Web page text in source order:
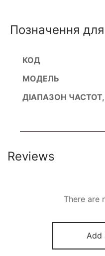
Позначення
Reviews
There are
Add